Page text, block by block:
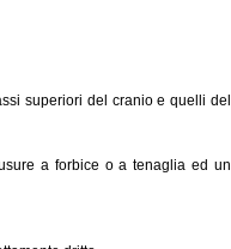
superiori del cranio e quelli del
a forbice o a tenaglia ed un